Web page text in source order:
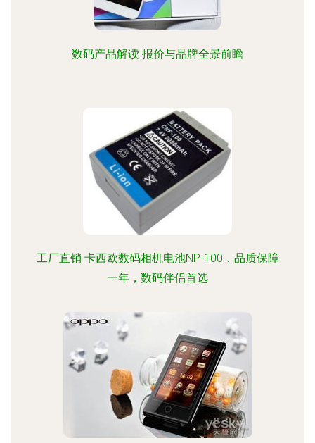
数码产品解读 报价与品牌全景前瞻
工厂直销 卡西欧数码相机电池NP-100，品质保障
一年，数码伴侣首选